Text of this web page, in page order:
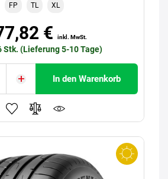
FP TL XL
€ inkl. MwSt.
Stk. (Lieferung 5-10 Tage)
In den Warenkorb